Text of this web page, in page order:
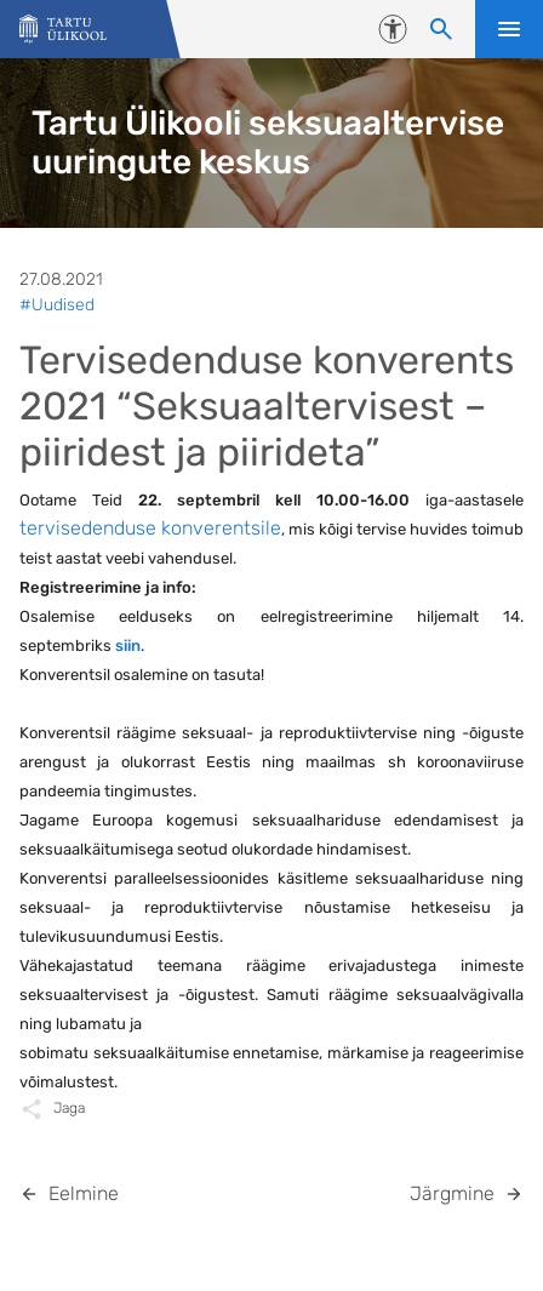
Liigu edasi põhisisu juurde
Juurdepääsetavus
Tartu Ülikooli seksuaaltervise
uuringute keskus
27.08.2021
#Uudised
Tervisedenduse konverents
2021 “Seksuaaltervisest –
piiridest ja piirideta”
Ootame Teid 22. septembril kell 10.00-16.00 iga-aastasele
tervisedenduse konverentsile, mis kõigi tervise huvides toimub
teist aastat veebi vahendusel.
Registreerimine ja info:
Osalemise eelduseks on eelregistreerimine hiljemalt 14.
septembriks siin.
Konverentsil osalemine on tasuta!
Konverentsil räägime seksuaal- ja reproduktiivtervise ning -õiguste
arengust ja olukorrast Eestis ning maailmas sh koroonaviiruse
pandeemia tingimustes.
Jagame Euroopa kogemusi seksuaalhariduse edendamisest ja
seksuaalkäitumisega seotud olukordade hindamisest.
Konverentsi paralleelsessioonides käsitleme seksuaalhariduse ning
seksuaal- ja reproduktiivtervise nõustamise hetkeseisu ja
tulevikusuundumusi Eestis.
Vähekajastatud teemana räägime erivajadustega inimeste
seksuaaltervisest ja -õigustest. Samuti räägime seksuaalvägivalla
ning lubamatu ja
sobimatu seksuaalkäitumise ennetamise, märkamise ja reageerimise
võimalustest.
Jaga
Eelmine Järgmine